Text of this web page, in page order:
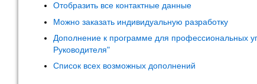
Отобразить все контактные данные
Можно заказать индивидуальную разработку
Дополнение к программе для профессиональных
Руководителя"
Список всех возможных дополнений